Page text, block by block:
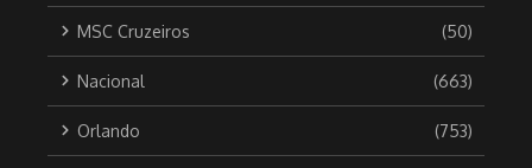
MSC Cruzeiros (50)
Nacional (663)
Orlando (753)